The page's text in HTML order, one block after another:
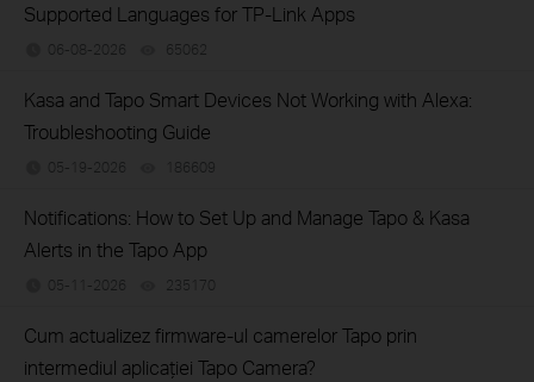
Supported Languages for TP-Link Apps
06-08-2026 65062
Kasa and Tapo Smart Devices Not Working with Alexa:
Troubleshooting Guide
05-19-2026 186609
Notifications: How to Set Up and Manage Tapo & Kasa
Alerts in the Tapo App
05-11-2026 235170
Cum actualizez firmware-ul camerelor Tapo prin
intermediul aplicației Tapo Camera?